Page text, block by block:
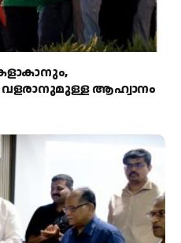
ആഹ്വാനം